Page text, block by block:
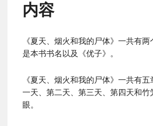
内容
《夏天、烟火和我的尸体》一共有两
是本书书名以及《优子》。
《夏天、烟火和我的尸体》一共有
一天、第二天、第三天、第四天和竹
眼。